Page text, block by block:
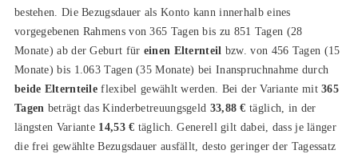
bestehen. Die Bezugsdauer als Konto kann innerhalb eines
vorgegebenen Rahmens von 365 Tagen bis zu 851 Tagen (28
Monate) ab der Geburt für einen Elternteil bzw. von 456 Tagen (15
Monate) bis 1.063 Tagen (35 Monate) bei Inanspruchnahme durch
beide Elternteile flexibel gewählt werden. Bei der Variante mit365
Tagen beträgt das Kinderbetreuungsgeld 33,88 € täglich, in der
längsten Variante 14,53 € täglich. Generell gilt dabei, dass je länger
die frei gewählte Bezugsdauer ausfällt, desto geringer der Tagessatz